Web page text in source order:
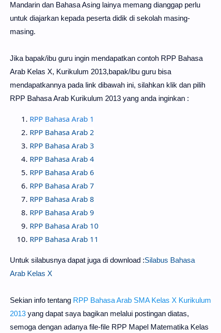
Mandarin dan Bahasa Asing lainya memang dianggap perlu
untuk diajarkan kepada peserta didik di sekolah masing-
masing.
Jika bapak/ibu guru ingin mendapatkan contoh RPP Bahasa
Arab Kelas X, Kurikulum 2013,bapak/ibu guru bisa
mendapatkannya pada link dibawah ini, silahkan klik dan pilih
RPP Bahasa Arab Kurikulum 2013 yang anda inginkan :
RPP Bahasa Arab 1
RPP Bahasa Arab 2
RPP Bahasa Arab 3
RPP Bahasa Arab 4
RPP Bahasa Arab 6
RPP Bahasa Arab 7
RPP Bahasa Arab 8
RPP Bahasa Arab 9
RPP Bahasa Arab 10
RPP Bahasa Arab 11
Untuk silabusnya dapat juga di download :Silabus Bahasa
Arab Kelas X
Sekian info tentang RPP Bahasa Arab SMA Kelas X Kurikulum
2013 yang dapat saya bagikan melalui postingan diatas,
semoga dengan adanya file-file RPP Mapel Matematika Kelas